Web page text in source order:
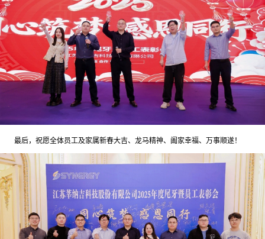
最后，祝愿全体员工及家属新春大吉、龙马精神、阖家幸福、万事顺遂！